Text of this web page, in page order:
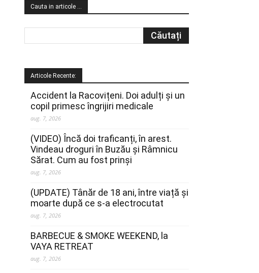
Cauta in articole …
Articole Recente:
Accident la Racovițeni. Doi adulți și un
copil primesc îngrijiri medicale
aug. 7, 2026
(VIDEO) Încă doi traficanți, în arest.
Vindeau droguri în Buzău și Râmnicu
Sărat. Cum au fost prinși
aug. 7, 2026
(UPDATE) Tânăr de 18 ani, între viață și
moarte după ce s-a electrocutat
aug. 7, 2026
BARBECUE & SMOKE WEEKEND, la
VAYA RETREAT
aug. 7, 2026